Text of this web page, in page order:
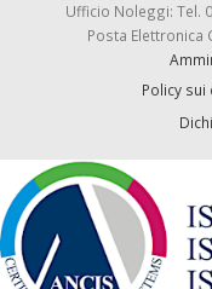
Ufficio Noleggi: Tel.
Posta Elettronica
Policy sui